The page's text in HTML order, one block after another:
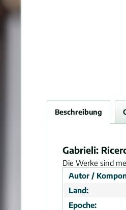
Beschreibung
Gabrieli:
Die Werke sind
Autor /
Land:
Epoche: